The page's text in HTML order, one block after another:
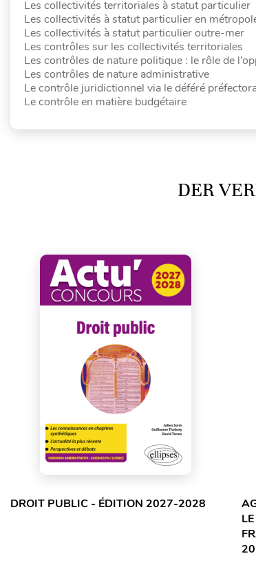
Les collectivités territoriales à statut particulier
Les collectivités à statut particulier en
Les collectivités à statut particulier outre-mer
Les contrôles sur les collectivités territoriales
Les contrôles de nature politique : le rôle de
Les contrôles de nature administrative
Le contrôle juridictionnel via le déféré
Le contrôle en matière budgétaire
DER
DROIT PUBLIC - ÉDITION 2027-2028